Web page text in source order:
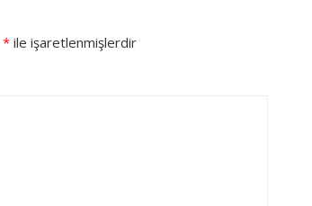
* ile işaretlenmişlerdir